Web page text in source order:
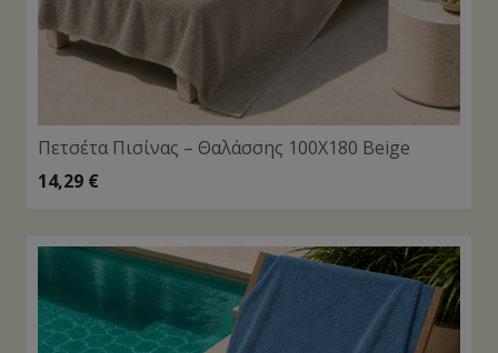
Πετσέτα Πισίνας – Θαλάσσης 100X180 Beige
14,29 €